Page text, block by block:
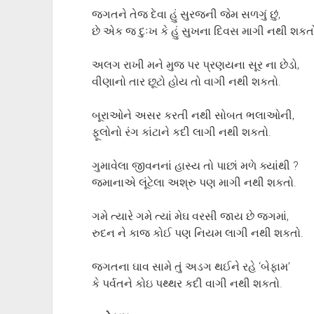
જગતને તેજ દેવા હું સુરજની જેમ સળગું છું,
છે એક જ દુઃખ કે હું સુખના દિવસ માગી નથી
અલગ રાખી મને મુજ પર પ્રણયના સૂર ના છેડો,
વીણાનો તાર છૂટો હોય તો વાગી નથી શકતો.
બૂરાઓને અસર કરતી નથી સોબત ભલાઓની,
ફૂલોનો રંગ કાંટાને કદી લાગી નથી શકતો.
ગુમાવેલા જીવનનાં હાસ્ય તો પાછાં મળે ક્યાંથી ?
જમાનાએ લૂંટેલા અશ્રુ પણ માગી નથી શકતો.
ગમે ત્યારે ગમે ત્યાં મેઘ વરસી જાય છે જગમાં,
રુદન ને કાજ કોઈ પણ નિયમ લાગી નથી શકતો.
જગતના ઘાવ સામે તું અડગ થઈને રહે ‘બેફામ’
કે પર્વતને કોઇ પથ્થર કદી વાગી નથી શકતો.